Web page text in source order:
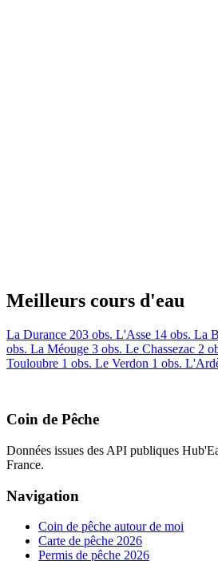
Meilleurs cours d'eau
La Durance 203 obs. L'Asse 14 obs. La
obs. La Méouge 3 obs. Le Chassezac 2
Touloubre 1 obs. Le Verdon 1 obs.
Coin de Pêche
Données issues des API publiques
France.
Navigation
Coin de pêche autour de moi
Carte de pêche 2026
Permis de pêche 2026